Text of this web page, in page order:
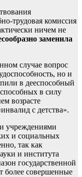
трудовая комиссия
ничем не
заменила
случае вопрос
но и
в дееспособный
в силу
возрасте
с детства».
учреждениями
и социальных
так как
и института
государственной
более совершенные